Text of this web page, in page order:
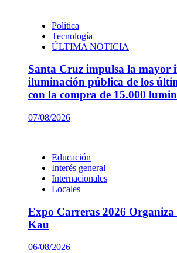
Politica
Tecnología
ÚLTIMA NOTICIA
Santa Cruz impulsa la mayor
iluminación pública de los
con la compra de 15.000
07/08/2026
Educación
Interés general
Internacionales
Locales
Expo Carreras 2026
Kau
06/08/2026